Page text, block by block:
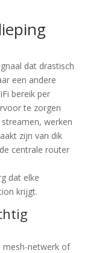
dat drastisch
een andere
bereik per
te zorgen
werken
zijn van dik
centrale router
dat elke
krijgt.
mesh-netwerk of